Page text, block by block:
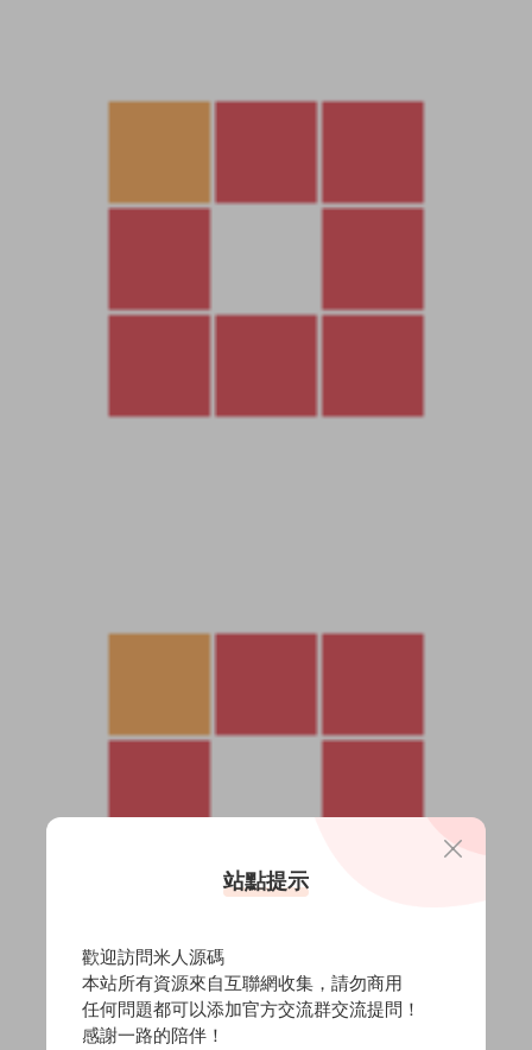
站點提示
歡迎訪問米人源碼
本站所有資源來自互聯網收集，請勿商用
任何問題都可以添加官方交流群交流提問！
感謝一路的陪伴！